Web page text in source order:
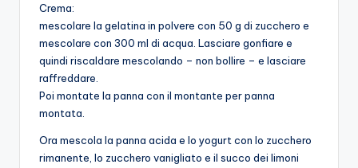
Crema:
mescolare la gelatina in polvere con 50 g di zucchero e
mescolare con 300 ml di acqua. Lasciare gonfiare e
quindi riscaldare mescolando – non bollire – e lasciare
raffreddare.
Poi montate la panna con il montante per panna
montata.
Ora mescola la panna acida e lo yogurt con lo zucchero
rimanente, lo zucchero vanigliato e il succo dei limoni